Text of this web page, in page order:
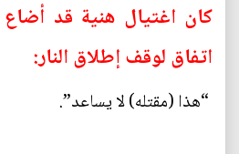
كان اغتيال هنية قد
اتفاق لوقف إطلاق النار:
“هذا (مقتله) لا يساعد”.